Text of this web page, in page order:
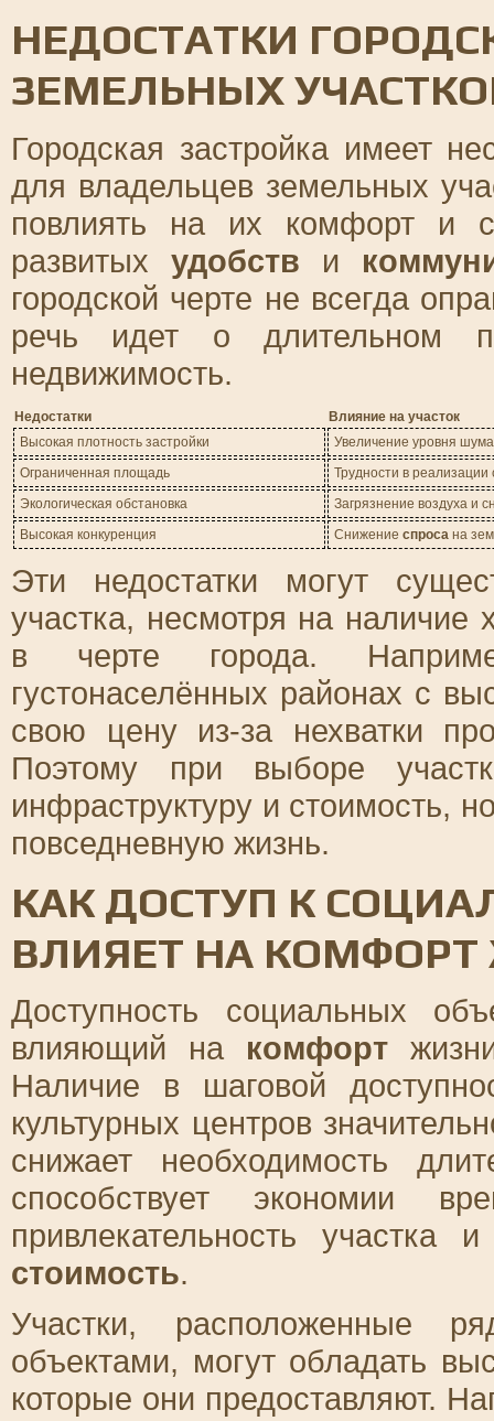
НЕДОСТАТКИ
ЗЕМЕЛЬНЫХ
Городская застройка имеет
для владельцев земельных
повлиять на их комфорт и
развитых удобств и
городской черте не всегда
речь идет о длительном
недвижимость.
Недостатки
Влияние на участок
Высокая плотность застройки
Увеличение уровня
Ограниченная площадь
Трудности в реализации
Экологическая обстановка
Загрязнение воздуха и
Высокая конкуренция
Снижение спроса на
Эти недостатки могут
участка, несмотря на
в черте города.
густонаселённых районах с
свою цену из-за нехватки
Поэтому при выборе
инфраструктуру и стоимость,
повседневную жизнь.
КАК ДОСТУП К
ВЛИЯЕТ НА КОМФОРТ
Доступность социальных
влияющий на комфорт
Наличие в шаговой
культурных центров
снижает необходимость
способствует экономии
привлекательность
стоимость.
Участки, расположенные
объектами, могут обладать
которые они предоставляют.